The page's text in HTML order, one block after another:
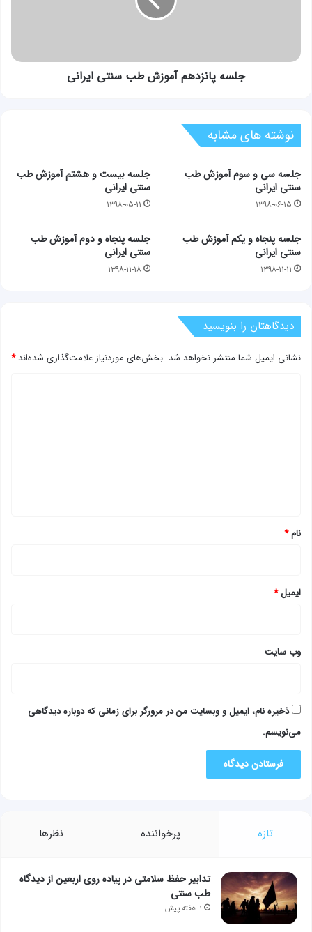
جلسه پانزدهم آموزش طب سنتی ایرانی
نوشته های مشابه
جلسه سی و سوم آموزش طب
سنتی ایرانی
۱۳۹۸-۰۶-۱۵
جلسه بیست و هشتم آموزش طب
سنتی ایرانی
۱۳۹۸-۰۵-۱۱
جلسه پنجاه و یکم آموزش طب
سنتی ایرانی
۱۳۹۸-۱۱-۱۱
جلسه پنجاه و دوم آموزش طب
سنتی ایرانی
۱۳۹۸-۱۱-۱۸
دیدگاهتان را بنویسید
نشانی ایمیل شما منتشر نخواهد شد. بخش‌های موردنیاز علامت‌گذاری شده‌اند*
نام*
ایمیل*
وب‌ سایت
ذخیره نام، ایمیل و وبسایت من در مرورگر برای زمانی که دوباره دیدگاهی
می‌نویسم.
تازه پرخواننده نظرها
تدابیر حفظ سلامتی در پیاده روی اربعین از دیدگاه
طب سنتی
۱ هفته پیش